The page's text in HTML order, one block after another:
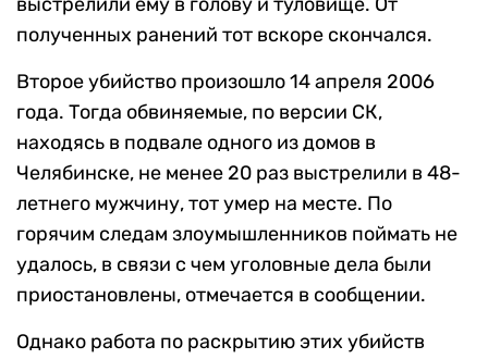
полученных ранений тот вскоре скончался.
Второе убийство произошло 14 апреля 2006
года. Тогда обвиняемые, по версии СК,
находясь в подвале одного из домов в
Челябинске, не менее 20 раз выстрелили в 48-
летнего мужчину, тот умер на месте. По
горячим следам злоумышленников поймать не
удалось, в связи с чем уголовные дела были
приостановлены, отмечается в сообщении.
Однако работа по раскрытию этих убийств